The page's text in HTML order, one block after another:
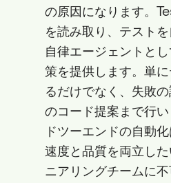
の原因になります。
を読み取り、テスト
自律エージェントと
策を提供します。単
るだけでなく、失敗
のコード提案まで行
ドツーエンドの自動
速度と品質を両立し
ニアリングチームに不